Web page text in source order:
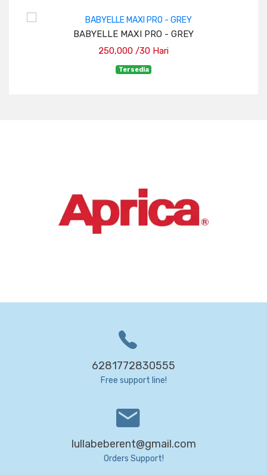
BABYELLE MAXI PRO - GREY
250,000 /30 Hari
Tersedia
6281772830555
Free support line!
lullabeberent@gmail.com
Orders Support!